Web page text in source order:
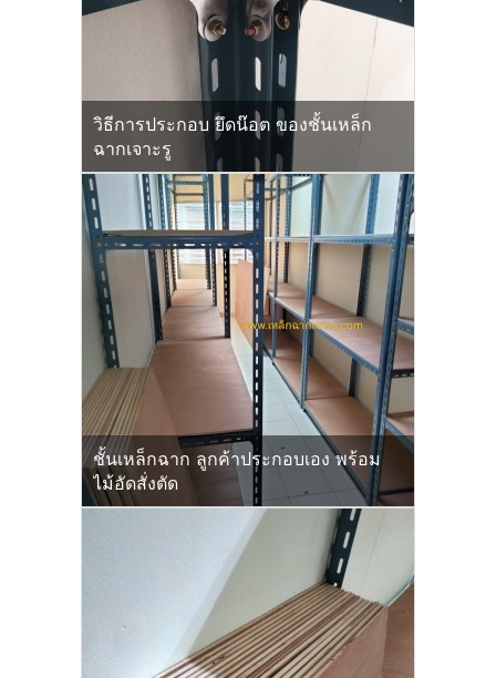
วิธีการประกอบ ยึดน๊อต ของชั้นเหล็ก
ฉากเจาะรู
ชั้นเหล็กฉาก ลูกค้าประกอบเอง พร้อม
ไม้อัดสั่งตัด